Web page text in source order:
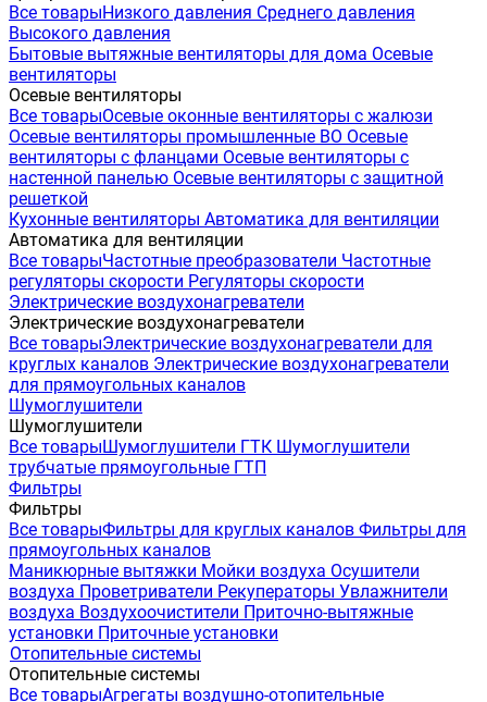
Все товарыНизкого давления Среднего давления
Высокого давления
Бытовые вытяжные вентиляторы для дома Осевые
вентиляторы
Осевые вентиляторы
Все товарыОсевые оконные вентиляторы с жалюзи
Осевые вентиляторы промышленные ВО Осевые
вентиляторы с фланцами Осевые вентиляторы с
настенной панелью Осевые вентиляторы с защитной
решеткой
Кухонные вентиляторы Автоматика для вентиляции
Автоматика для вентиляции
Все товарыЧастотные преобразователи Частотные
регуляторы скорости Регуляторы скорости
Электрические воздухонагреватели
Электрические воздухонагреватели
Все товарыЭлектрические воздухонагреватели для
круглых каналов Электрические воздухонагреватели
для прямоугольных каналов
Шумоглушители
Шумоглушители
Все товарыШумоглушители ГТК Шумоглушители
трубчатые прямоугольные ГТП
Фильтры
Фильтры
Все товарыФильтры для круглых каналов Фильтры для
прямоугольных каналов
Маникюрные вытяжки Мойки воздуха Осушители
воздуха Проветриватели Рекуператоры Увлажнители
воздуха Воздухоочистители Приточно-вытяжные
установки Приточные установки
Отопительные системы
Отопительные системы
Все товарыАгрегаты воздушно-отопительные